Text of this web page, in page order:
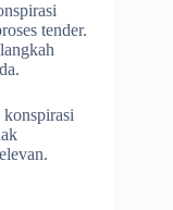
tender.